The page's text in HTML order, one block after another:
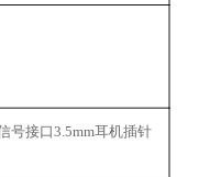
号接口3.5mm耳机插针